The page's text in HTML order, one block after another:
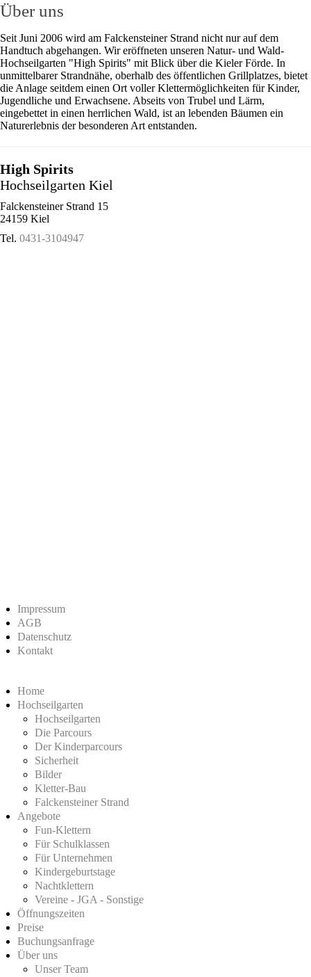
Über uns
Seit Juni 2006 wird am Falckensteiner Strand nicht nur auf dem
Handtuch abgehangen. Wir eröffneten unseren Natur- und Wald-
Hochseilgarten "High Spirits" mit Blick über die Kieler Förde. In
unmittelbarer Strandnähe, oberhalb des öffentlichen Grillplatzes, bietet
die Anlage seitdem einen Ort voller Klettermöglichkeiten für Kinder,
Jugendliche und Erwachsene. Abseits von Trubel und Lärm,
eingebettet in einen herrlichen Wald, ist an lebenden Bäumen ein
Naturerlebnis der besonderen Art entstanden.
High Spirits
Hochseilgarten Kiel
Falckensteiner Strand 15
24159 Kiel
Tel. 0431-3104947
Impressum
AGB
Datenschutz
Kontakt
Home
Hochseilgarten
Hochseilgarten
Die Parcours
Der Kinderparcours
Sicherheit
Bilder
Kletter-Bau
Falckensteiner Strand
Angebote
Fun-Klettern
Für Schulklassen
Für Unternehmen
Kindergeburtstage
Nachtklettern
Vereine - JGA - Sonstige
Öffnungszeiten
Preise
Buchungsanfrage
Über uns
Unser Team